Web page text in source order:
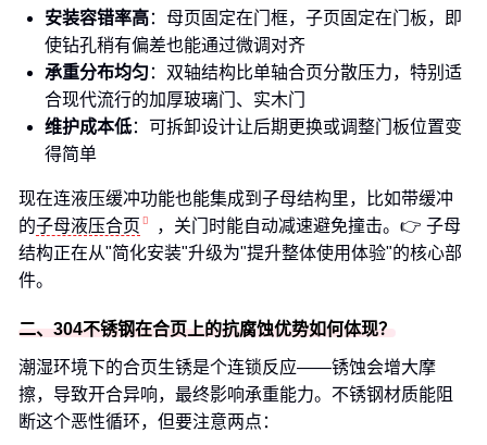
安装容错率高：母页固定在门框，子页固定在门板，即
使钻孔稍有偏差也能通过微调对齐
承重分布均匀 ：双轴结构比单轴合页分散压力，特别适
合现代流行的加厚玻璃门、实木门
维护成本低：可拆卸设计让后期更换或调整门板位置变
得简单
现在连液压缓冲功能也能集成到子母结构里，比如带缓冲
的子母液压合页
，关门时能自动减速避免撞击。👉 子母
结构正在从"简化安装"升级为"提升整体使用体验"的核心部
件。
二、304不锈钢在合页上的抗腐蚀优势如何体现？
潮湿环境下的合页生锈是个连锁反应——锈蚀会增大摩
擦，导致开合异响，最终影响承重能力。不锈钢材质能阻
断这个恶性循环，但要注意两点：